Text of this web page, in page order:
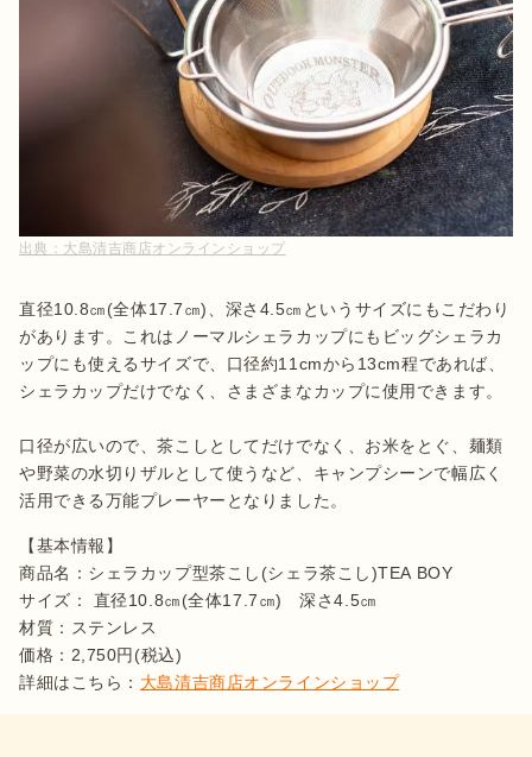
出典： 大島清吉商店オンラインショップ
直径10.8㎝(全体17.7㎝)、深さ4.5㎝というサイズにもこだわり
があります。これはノーマルシェラカップにもビッグシェラカ
ップにも使えるサイズで、口径約11cmから13cm程であれば、
シェラカップだけでなく、さまざまなカップに使用できます。
口径が広いので、茶こしとしてだけでなく、お米をとぐ、麺類
や野菜の水切りザルとして使うなど、キャンプシーンで幅広く
活用できる万能プレーヤーとなりました。
【基本情報】
商品名：シェラカップ型茶こし(シェラ茶こし)TEA BOY
サイズ： 直径10.8㎝(全体17.7㎝)　深さ4.5㎝
材質：ステンレス
価格：2,750円(税込)
詳細はこちら： 大島清吉商店オンラインショップ